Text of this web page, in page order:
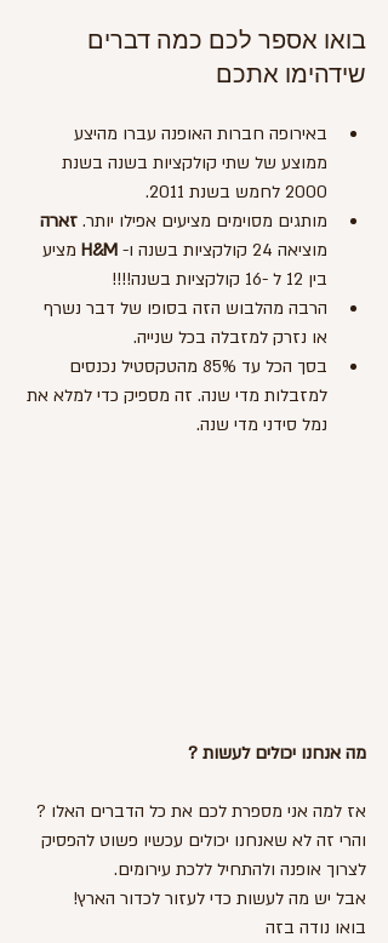
בואו אספר לכם כמה דברים
שידהימו אתכם
באירופה חברות האופנה עברו מהיצע
ממוצע של שתי קולקציות בשנה בשנת
2000 לחמש בשנת 2011.
מותגים מסוימים מציעים אפילו יותר. זארה
מוציאה 24 קולקציות בשנה ו-
H&M מציע
בין 12 ל -16 קולקציות בשנה!!!!
הרבה מהלבוש הזה בסופו של דבר נשרף
או נזרק למזבלה בכל שנייה.
בסך הכל עד 85% מהטקסטיל נכנסים
למזבלות מדי שנה. זה מספיק כדי למלא את
נמל סידני מדי שנה.
מה אנחנו יכולים לעשות ?
אז למה אני מספרת לכם את כל הדברים האלו ?
והרי זה לא שאנחנו יכולים עכשיו פשוט להפסיק
לצרוך אופנה ולהתחיל ללכת עירומים.
אבל יש מה לעשות כדי לעזור לכדור הארץ!
בואו נודה בזה